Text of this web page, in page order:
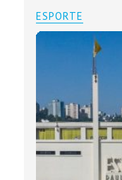
ESPORTE